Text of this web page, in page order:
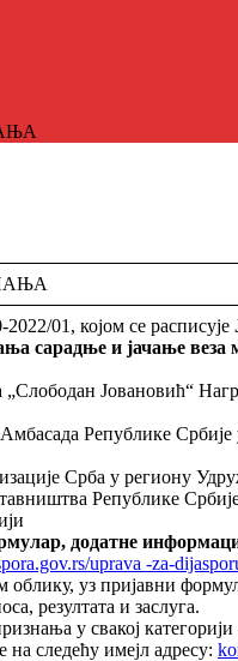
01, којом се расписује
сарадње и јачање
Јовановић“
Републике
Срба у региону
Републике
додатне
uprava -za-
уз пријавни
резултата и заслуга.
у свакој категорији
следећу имејл адресу: